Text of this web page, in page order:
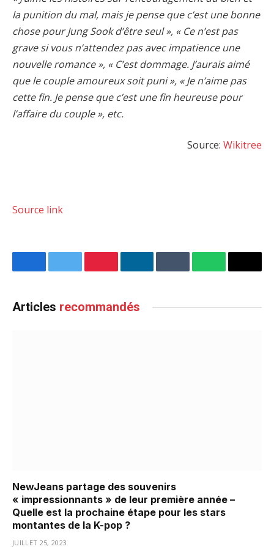
la punition du mal, mais je pense que c’est une bonne
chose pour Jung Sook d’être seul », « Ce n’est pas
grave si vous n’attendez pas avec impatience une
nouvelle romance », « C’est dommage. J’aurais aimé
que le couple amoureux soit puni », « Je n’aime pas
cette fin. Je pense que c’est une fin heureuse pour
l’affaire du couple », etc.
Source: Wikitree
Source link
FacebookTwitterPinterestLinkedInTumblrWhatsApp
Email
Articles recommandés
NewJeans partage des souvenirs
« impressionnants » de leur première année –
Quelle est la prochaine étape pour les stars
montantes de la K-pop ?
JUILLET 25, 2023